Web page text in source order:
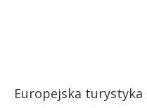
Europejska